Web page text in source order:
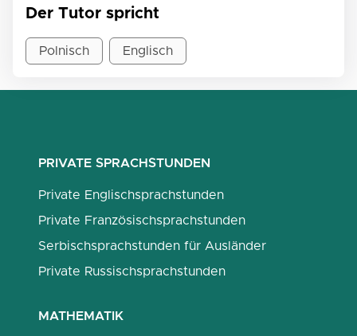
Der Tutor spricht
Polnisch Englisch
PRIVATE SPRACHSTUNDEN
Private Englischsprachstunden
Private Französischsprachstunden
Serbischsprachstunden für Ausländer
Private Russischsprachstunden
MATHEMATIK